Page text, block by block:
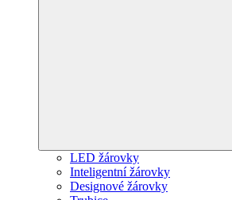
LED žárovky
Inteligentní žárovky
Designové žárovky